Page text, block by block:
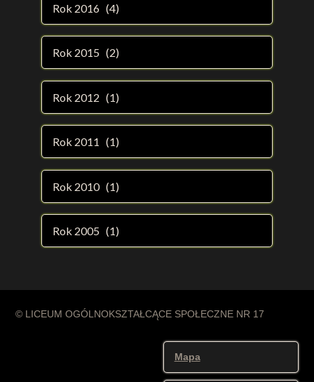
Rok 2016 (4)
Rok 2015 (2)
Rok 2012 (1)
Rok 2011 (1)
Rok 2010 (1)
Rok 2005 (1)
© LICEUM OGÓLNOKSZTAŁCĄCE SPOŁECZNE NR 17
Mapa